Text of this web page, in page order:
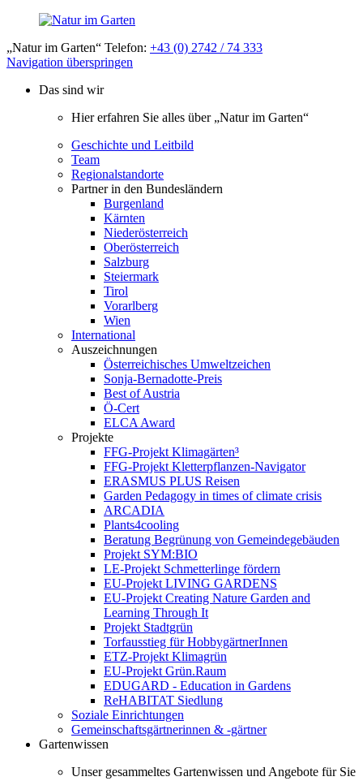
„Natur im Garten“ Telefon: +43 (0) 2742 / 74 333
Navigation überspringen
Das sind wir
Hier erfahren Sie alles über „Natur im Garten“
Geschichte und Leitbild
Team
Regionalstandorte
Partner in den Bundesländern
Burgenland
Kärnten
Niederösterreich
Oberösterreich
Salzburg
Steiermark
Tirol
Vorarlberg
Wien
International
Auszeichnungen
Österreichisches Umweltzeichen
Sonja-Bernadotte-Preis
Best of Austria
Ö-Cert
ELCA Award
Projekte
FFG-Projekt Klimagärten³
FFG-Projekt Kletterpflanzen-Navigator
ERASMUS PLUS Reisen
Garden Pedagogy in times of climate crisis
ARCADIA
Plants4cooling
Beratung Begrünung von Gemeindegebäuden
Projekt SYM:BIO
LE-Projekt Schmetterlinge fördern
EU-Projekt LIVING GARDENS
EU-Projekt Creating Nature Garden and
Learning Through It
Projekt Stadtgrün
Torfausstieg für HobbygärtnerInnen
ETZ-Projekt Klimagrün
EU-Projekt Grün.Raum
EDUGARD - Education in Gardens
ReHABITAT Siedlung
Soziale Einrichtungen
Gemeinschaftsgärtnerinnen & -gärtner
Gartenwissen
Unser gesammeltes Gartenwissen und Angebote für Sie